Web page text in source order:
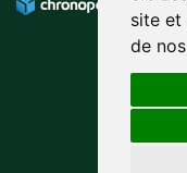
site et
de